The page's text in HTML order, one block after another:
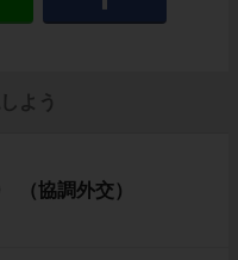
よう
協調外交）